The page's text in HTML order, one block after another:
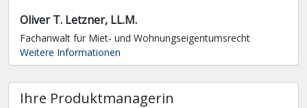
Oliver T. Letzner, LL.M.
Fachanwalt für Miet- und Wohnungseigentumsrecht
Weitere Informationen
Ihre Produktmanagerin